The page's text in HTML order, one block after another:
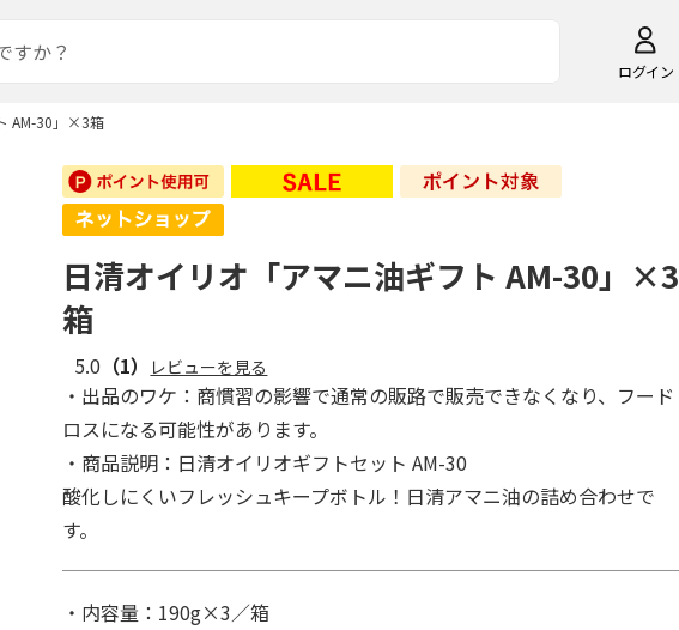
ログイン
AM-30」×3箱
日清オイリオ「アマニ油ギフト AM-30」×3
箱
5.0 （1） レビューを見る
・出品のワケ：商慣習の影響で通常の販路で販売できなくなり、フード
ロスになる可能性があります。
・商品説明：日清オイリオギフトセット AM-30
酸化しにくいフレッシュキープボトル！日清アマニ油の詰め合わせで
す。
・内容量：190g×3／箱